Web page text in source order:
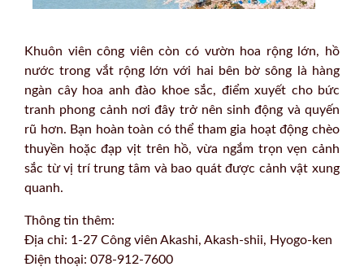
Khuôn viên công viên còn có vườn hoa rộng lớn, hồ
nước trong vắt rộng lớn với hai bên bờ sông là hàng
ngàn cây hoa anh đào khoe sắc, điểm xuyết cho bức
tranh phong cảnh nơi đây trở nên sinh động và quyến
rũ hơn. Bạn hoàn toàn có thể tham gia hoạt động chèo
thuyền hoặc đạp vịt trên hồ, vừa ngắm trọn vẹn cảnh
sắc từ vị trí trung tâm và bao quát được cảnh vật xung
quanh.
Thông tin thêm:
Địa chỉ: 1-27 Công viên Akashi, Akash-shii, Hyogo-ken
Điện thoại: 078-912-7600